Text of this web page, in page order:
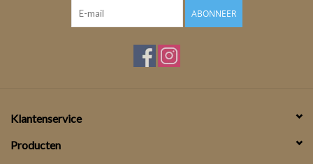
ABONNEER
Klantenservice
Producten